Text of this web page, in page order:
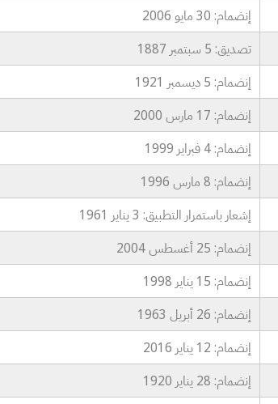
إنضمام: 30 مايو 2006
تصديق: 5 سبتمبر 1887
إنضمام: 5 ديسمبر 1921
إنضمام: 17 مارس 2000
إنضمام: 4 فبراير 1999
إنضمام: 8 مارس 1996
إشعار باستمرار التطبيق: 3 يناير 1961
إنضمام: 25 أغسطس 2004
إنضمام: 15 يناير 1998
إنضمام: 26 أبريل 1963
إنضمام: 12 يناير 2016
إنضمام: 28 يناير 1920